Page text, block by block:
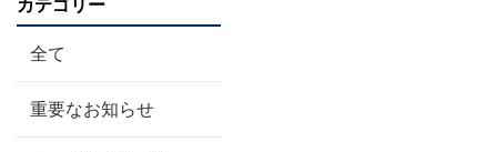
カテゴリー
全て
重要なお知らせ